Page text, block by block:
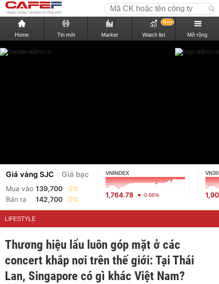
Home Tin mới Market Watch list
New
Mở rộng
Giá vàng SJC Giá bạc
Mua vào 139,700
0%
Bán ra
142,700 0%
VNINDEX
1,764.78 -0.66%
VN30
LIFESTYLE
Thương hiệu lẩu luôn góp mặt ở các
concert khắp nơi trên thế giới: Tại Thái
Lan, Singapore có gì khác Việt Nam?